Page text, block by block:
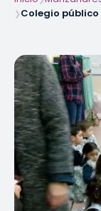
❯Colegio